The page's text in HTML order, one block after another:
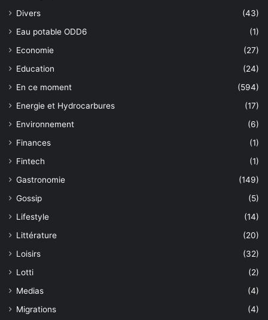
Divers
(43)
Eau potable ODD6
(1)
Economie
(27)
Education
(24)
En ce moment
(594)
Energie et Hydrocarbures
(17)
Environnement
(6)
Finances
(1)
Fintech
(1)
Gastronomie
(149)
Gossip
(5)
Lifestyle
(14)
Littérature
(20)
Loisirs
(32)
Lotti
(2)
Medias
(4)
Migrations
(4)